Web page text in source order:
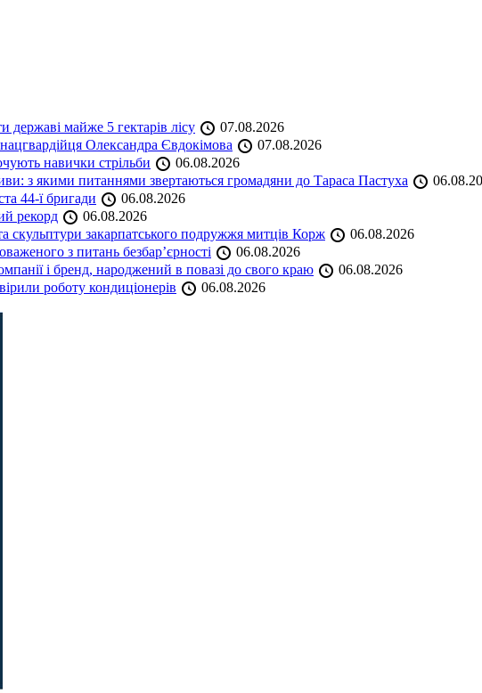
державі майже 5 гектарів лісу
07.08.2026
Олександра Євдокімова
07.08.2026
навички стрільби
06.08.2026
з якими питаннями звертаються громадяни до Тараса Пастуха
44-ї бригади
06.08.2026
рекорд
06.08.2026
скульптури закарпатського подружжя митців Корж
06.08.2026
з питань безбар’єрності
06.08.2026
і бренд, народжений в повазі до свого краю
06.08.2026
роботу кондиціонерів
06.08.2026